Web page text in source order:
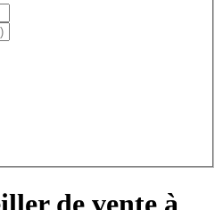
de vente à